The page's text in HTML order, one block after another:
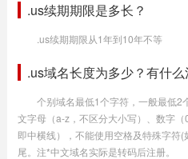
.us续期期限是多长？
.us续期期限从1年到10年不等
.us域名长度为多少？有什么
个别域名最低1个字符，一般最低2
文字母（a-z，不区分大小写）、数字
即中横线），不能使用空格及特殊字符
尾。注*中文域名实际是转码后注册。